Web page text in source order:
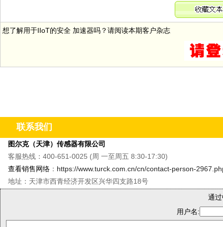
想了解用于IIoT的安全 加速器吗？请阅读本期客户杂志
联系我们
图尔克（天津）传感器有限公司
客服热线：400-651-0025 (周 一至周五 8:30-17:30)
查看销售网络 ： https://www.turck.com.cn/cn/contact-person-
地址：天津市西青经济开发区兴华四支路18号
通
用户名: